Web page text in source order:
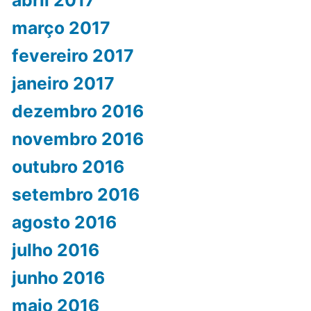
março 2017
fevereiro 2017
janeiro 2017
dezembro 2016
novembro 2016
outubro 2016
setembro 2016
agosto 2016
julho 2016
junho 2016
maio 2016